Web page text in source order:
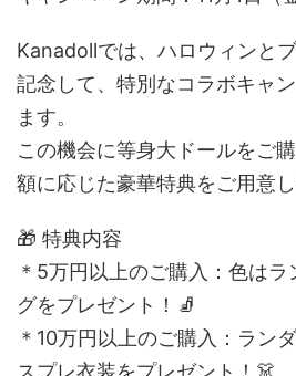
Kanadollでは、ハロウィンと
記念して、特別なコラボキャ
ます。
この機会に等身大ドールをご
額に応じた豪華特典をご用意し
🎁 特典内容
＊5万円以上のご購入：色は
グをプレゼント！🧦
＊10万円以上のご購入：ラン
スプレ衣装をプレゼント！👗